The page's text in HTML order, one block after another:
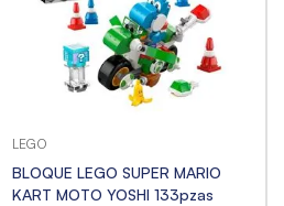
LEGO
BLOQUE LEGO SUPER MARIO
KART MOTO YOSHI 133pzas